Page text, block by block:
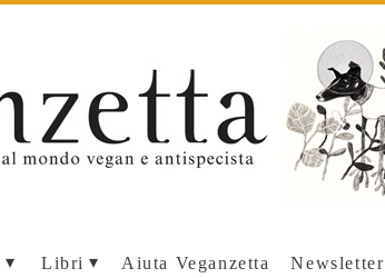
Libri Aiuta Veganzetta Newsletter